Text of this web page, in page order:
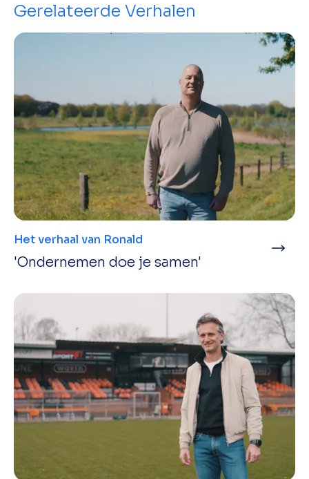
Gerelateerde Verhalen
Het verhaal van Ronald
'Ondernemen doe je samen'